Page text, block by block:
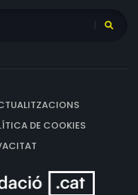
DE COOKIES